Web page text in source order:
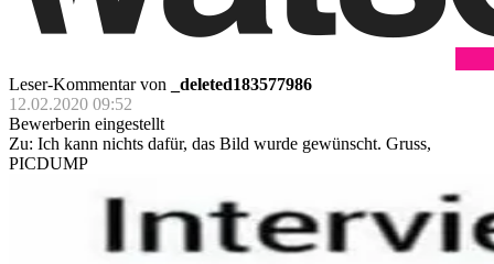
Leser-Kommentar von
_deleted183577986
12.02.2020 09:52
Bewerberin eingestellt
Zu: Ich kann nichts dafür, das Bild wurde gewünscht. Gruss,
PICDUMP